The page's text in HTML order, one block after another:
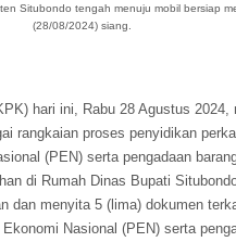
Situbondo tengah menuju mobil bersiap
(28/08/2024) siang.
hari ini, Rabu 28 Agustus 2024,
rangkaian proses penyidikan
(PEN) serta pengadaan
di Rumah Dinas Bupati
dan menyita 5 (lima) dokumen
Nasional (PEN) serta